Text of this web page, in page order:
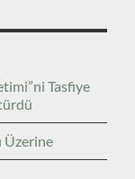
Tasfiye
Üzerine